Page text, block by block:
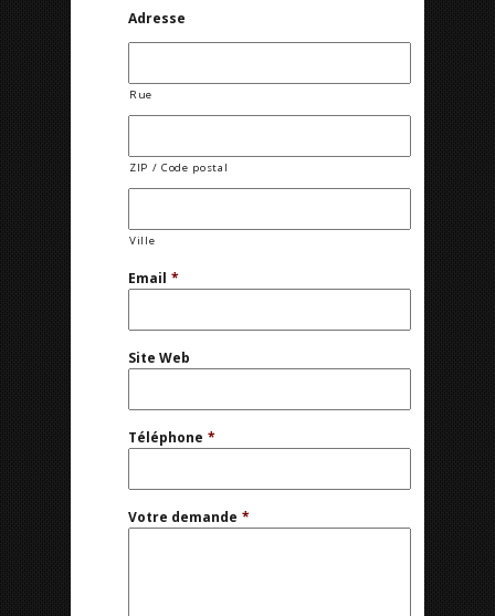
Adresse
Rue
ZIP / Code postal
Ville
Email *
Site Web
Téléphone *
Votre demande *